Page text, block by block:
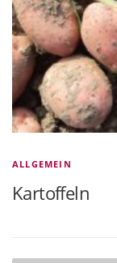
ALLGEMEIN
Kartoffeln